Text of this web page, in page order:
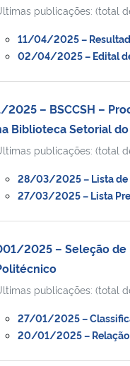
publicações: (total
11/04/2025 –
02/04/2025 – Edital
2025 – BSCCSH –
Biblioteca Setorial do
publicações: (total
28/03/2025 – Lista de
27/03/2025 – Lista
2025 – Seleção de
publicações: (total
27/01/2025 –
20/01/2025 – Relação